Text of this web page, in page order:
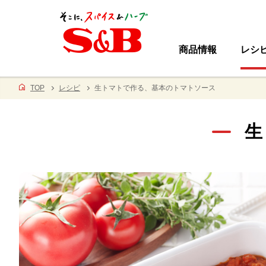
商品情報 レシ
TOP レシピ 生トマトで作る、基本のトマトソース